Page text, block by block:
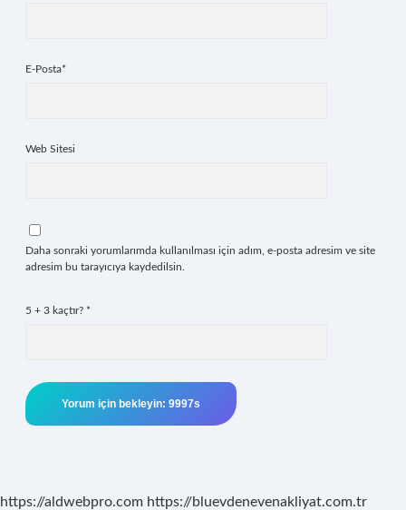
E-Posta*
Web Sitesi
Daha sonraki yorumlarımda kullanılması için adım, e-posta adresim ve site
adresim bu tarayıcıya kaydedilsin.
5 + 3 kaçtır? *
https://aldwebpro.com https://bluevdenevenakliyat.com.tr